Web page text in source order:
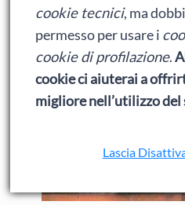
cookie tecnici, ma
permesso per usare i
cookie di profilazione.
cookie ci aiuterai a
migliore nell’utilizzo del
Lascia